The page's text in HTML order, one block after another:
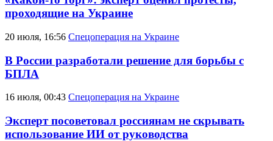
проходящие на Украине
20 июля, 16:56 Спецоперация на Украине
В России разработали решение для борьбы с
БПЛА
16 июля, 00:43 Спецоперация на Украине
Эксперт посоветовал россиянам не скрывать
использование ИИ от руководства